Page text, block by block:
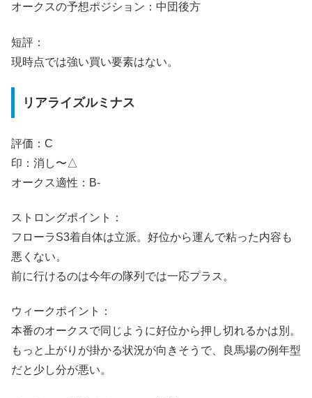
オークスの予想ポジション：中団後方
短評：
現時点では強い買い要素はない。
リアライズルミナス
評価：C
印：消し〜△
オークス適性：B-
ストロングポイント：
フローラS3着自体は立派。好位から運んで粘った内容も
悪くない。
前に行けるのは今年の隊列では一応プラス。
ウィークポイント：
本番のオークスで同じように好位から押し切れるかは別。
もっと上がりが掛かる状況が向きそうで、良馬場の例年型
だと少し分が悪い。